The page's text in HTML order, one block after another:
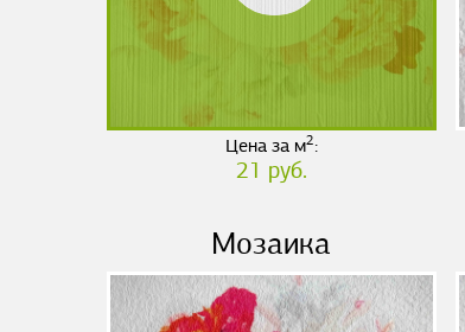
Цена за м2:
21 руб.
Мозаика